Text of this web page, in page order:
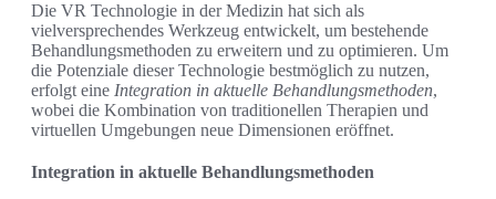
Die VR Technologie in der Medizin hat sich als
vielversprechendes Werkzeug entwickelt, um bestehende
Behandlungsmethoden zu erweitern und zu optimieren. Um
die Potenziale dieser Technologie bestmöglich zu nutzen,
erfolgt eine Integration in aktuelle Behandlungsmethoden,
wobei die Kombination von traditionellen Therapien und
virtuellen Umgebungen neue Dimensionen eröffnet.
Integration in aktuelle Behandlungsmethoden